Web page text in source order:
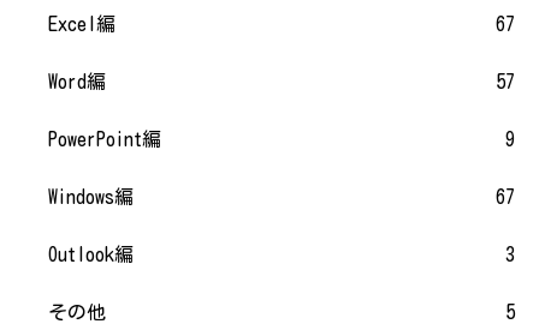
Excel編 67
Word編 57
PowerPoint編 9
Windows編 67
Outlook編 3
その他 5